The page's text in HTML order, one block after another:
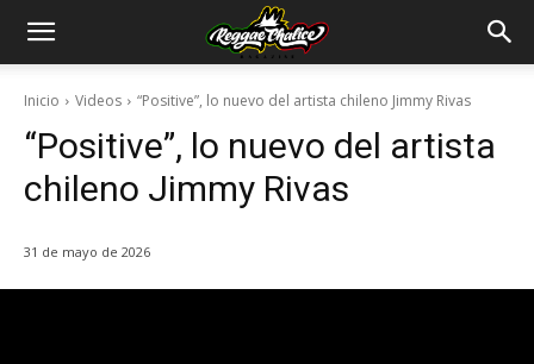
Inicio Videos “Positive”, lo nuevo del artista chileno Jimmy Rivas
“Positive”, lo nuevo del artista
chileno Jimmy Rivas
31 de mayo de 2026